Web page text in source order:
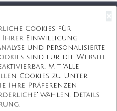
Cookies für
Ihrer Einwilligung
und personalisierte
sind für die Website
Mit "Alle
Cookies zu. Unter
Ihre Präferenzen
wählen. Details